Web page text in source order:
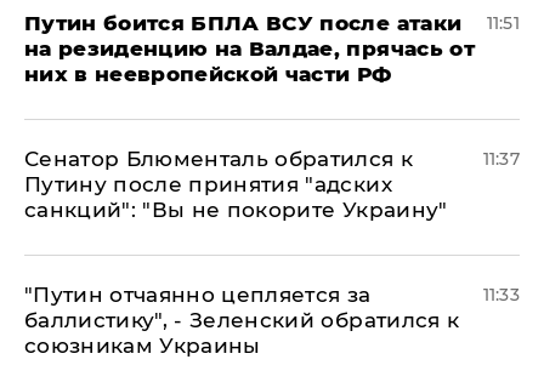
Путин боится БПЛА ВСУ после атаки
на резиденцию на Валдае, прячась от
них в неевропейской части РФ
11:51
Сенатор Блюменталь обратился к
Путину после принятия "адских
санкций": "Вы не покорите Украину"
11:37
"Путин отчаянно цепляется за
баллистику", - Зеленский обратился к
союзникам Украины
11:33